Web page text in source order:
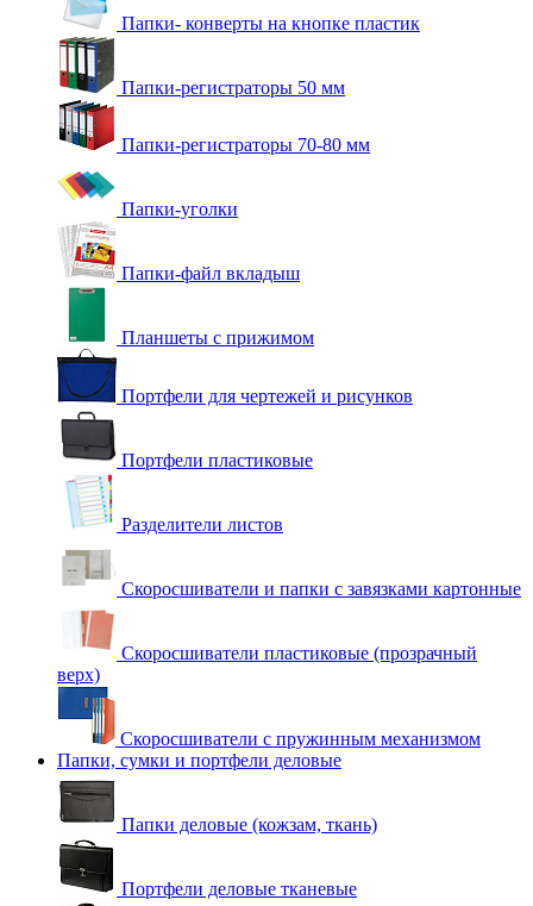
Папки- конверты на кнопке пластик
Папки-регистраторы 50 мм
Папки-регистраторы 70-80 мм
Папки-уголки
Папки-файл вкладыш
Планшеты с прижимом
Портфели для чертежей и рисунков
Портфели пластиковые
Разделители листов
Скоросшиватели и папки с завязками картонные
Скоросшиватели пластиковые (прозрачный
верх)
Скоросшиватели с пружинным механизмом
Папки, сумки и портфели деловые
Папки деловые (кожзам, ткань)
Портфели деловые тканевые